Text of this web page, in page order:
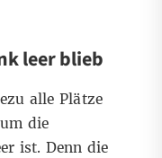
leer blieb
alle Plätze
die
ist. Denn die